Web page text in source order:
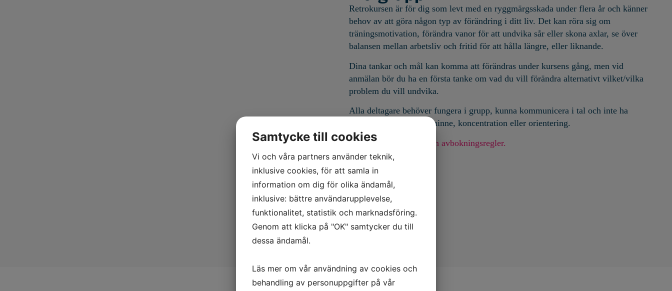
Retrokursen är för dig som levt med en ryggmärgsskada under flera år och känner
behov av att göra någon typ av förändring i ditt liv. Det kan röra sig om
träningsmotivation, förändra vanor för att undvika sår eller skona axlar, se över
balansen mellan arbetsliv och fritid för att hålla längre, eller liknande.
Dina tankar och mål kan komma att förändras under kursens gång, men vid
anmälan bör du ha en första tanke om vad du vill förändra alternativt vilket/vilka
problem du vill undvika.
Alla deltagare behöver fungera i grupp, kunna kommunicera i tal och inte ha
uttalade problem med minne, koncentration eller orientering.
Praktisk information och avbokningsregler.
Samtycke till cookies
Vi och våra partners använder teknik,
inklusive cookies, för att samla in
information om dig för olika ändamål,
inklusive: bättre användarupplevelse,
funktionalitet, statistik och marknadsföring.
Genom att klicka på "OK" samtycker du till
dessa ändamål.
Läs mer om vår användning av cookies och
behandling av personuppgifter på vår